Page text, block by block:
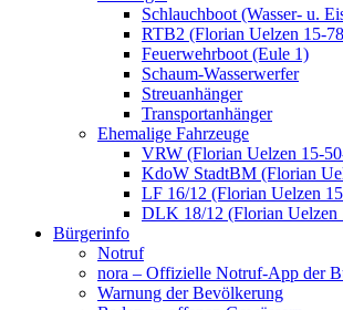
Schlauchboot (Wasser- u.
RTB2 (Florian Uelzen 15-
Feuerwehrboot (Eule 1)
Schaum-Wasserwerfer
Streuanhänger
Transportanhänger
Ehemalige Fahrzeuge
VRW (Florian Uelzen 15-
KdoW StadtBM (Florian
LF 16/12 (Florian Uelzen
DLK 18/12 (Florian Uelzen
Bürgerinfo
Notruf
nora – Offizielle Notruf-App der
Warnung der Bevölkerung